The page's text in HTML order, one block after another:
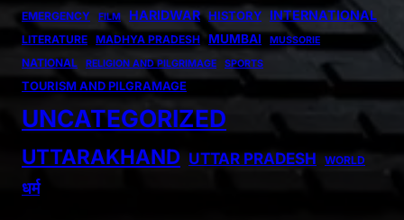
EMERGENCY FILM HARIDWAR HISTORY INTERNATIONAL
LITERATURE MADHYA PRADESH MUMBAI MUSSORIE
NATIONAL RELIGION AND PILGRIMAGE SPORTS
TOURISM AND PILGRAMAGE
UNCATEGORIZED
UTTARAKHAND UTTAR PRADESH WORLD
धर्म